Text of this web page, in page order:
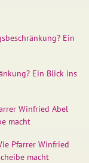
Ein
Ein Blick ins
Winfried Abel
macht
Pfarrer Winfried
macht